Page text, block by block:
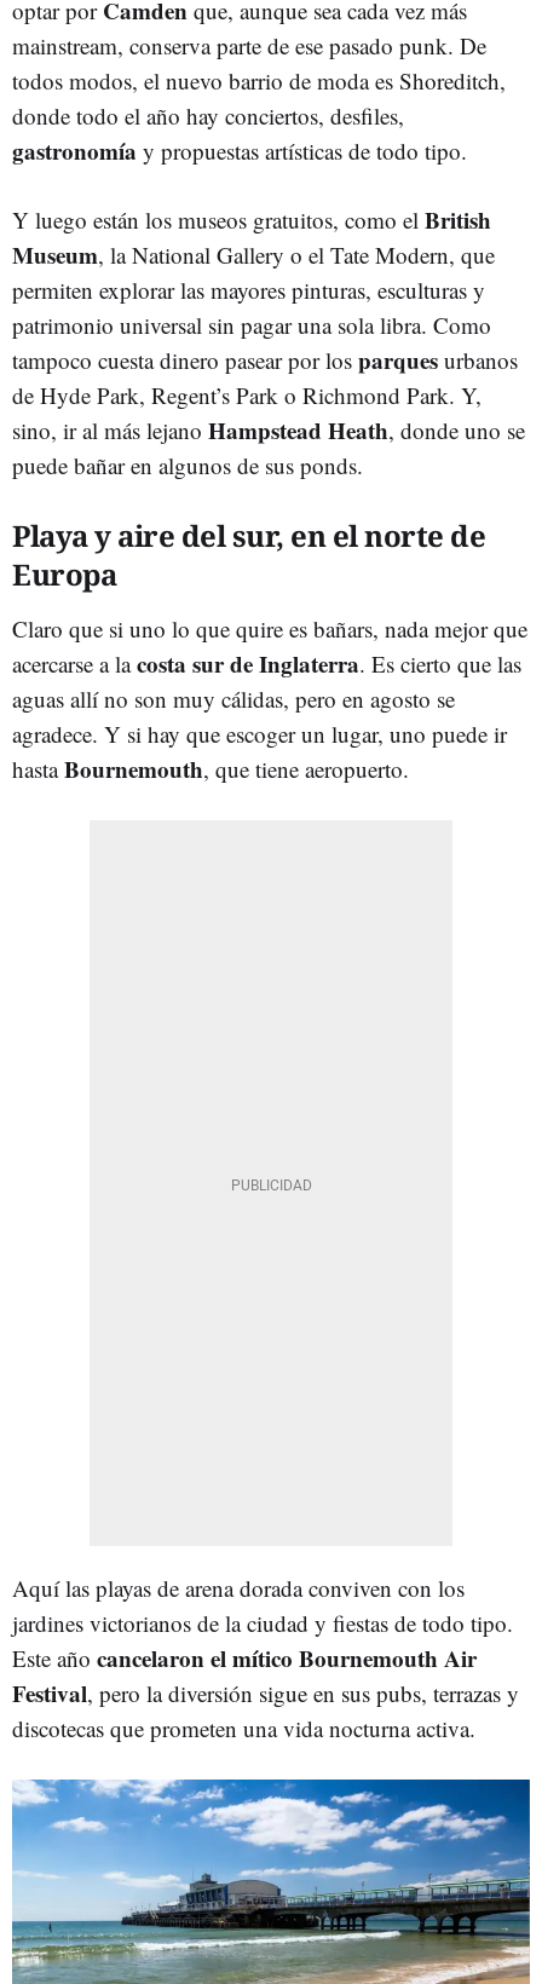
optar por Camden que, aunque sea cada vez más
mainstream, conserva parte de ese pasado punk. De
todos modos, el nuevo barrio de moda es Shoreditch,
donde todo el año hay conciertos, desfiles,
gastronomía y propuestas artísticas de todo tipo.
Y luego están los museos gratuitos, como el British
Museum, la National Gallery o el Tate Modern, que
permiten explorar las mayores pinturas, esculturas y
patrimonio universal sin pagar una sola libra. Como
tampoco cuesta dinero pasear por los parques urbanos
de Hyde Park, Regent’s Park o Richmond Park. Y,
sino, ir al más lejano Hampstead Heath, donde uno se
puede bañar en algunos de sus ponds.
Playa y aire del sur, en el norte de
Europa
Claro que si uno lo que quire es bañars, nada mejor que
acercarse a lacosta sur de Inglaterra. Es cierto que las
aguas allí no son muy cálidas, pero en agosto se
agradece. Y si hay que escoger un lugar, uno puede ir
hastaBournemouth, que tiene aeropuerto.
Aquí las playas de arena dorada conviven con los
jardines victorianos de la ciudad y fiestas de todo tipo.
Este año cancelaron el mítico Bournemouth Air
Festival, pero la diversión sigue en sus pubs, terrazas y
discotecas que prometen una vida nocturna activa.